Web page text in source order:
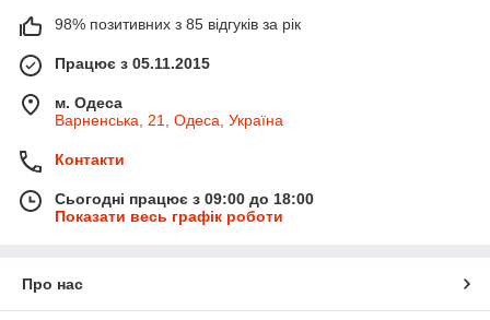
98% позитивних з 85 відгуків за рік
Працює з 05.11.2015
м. Одеса
Варненська, 21, Одеса, Україна
Контакти
Сьогодні працює з 09:00 до 18:00
Показати весь графік роботи
Про нас